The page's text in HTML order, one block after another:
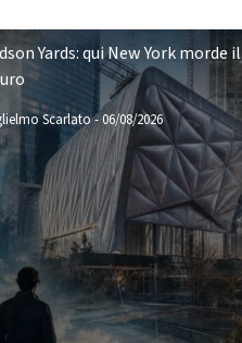
Yards: qui New York morde il
Scarlato-06/08/2026